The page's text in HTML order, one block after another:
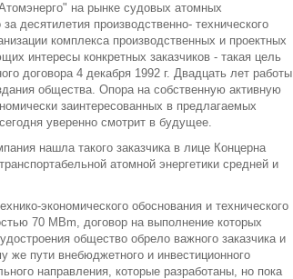
на рынке судовых атомных
десятилетия производственно- технического
комплекса производственных и проектных
интересы конкретных заказчиков - такая цель
договора 4 декабря 1992 г. Двадцать лет работы
общества. Опора на собственную активную
заинтересованных в предлагаемых
уверенно смотрит в будущее.
нашла такого заказчика в лице Концерна
атомной энергетики средней и
экономического обоснования и технического
70 МВm, договор на выполнение которых
общество обрело важного заказчика и
же пути внебюджетного и инвестиционного
направления, которые разработаны, но пока